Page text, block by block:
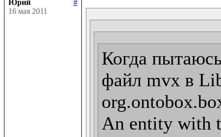
Юрий
#
16 мая 2011
Когда
файл mvx в
An entity with